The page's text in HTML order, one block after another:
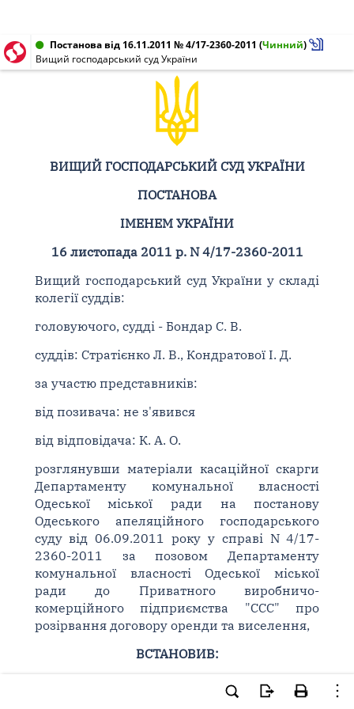
Постанова від 16.11.2011 № 4/17-2360-2011 (Чинний)
Вищий господарський суд України
ВИЩИЙ ГОСПОДАРСЬКИЙ СУД УКРАЇНИ
ПОСТАНОВА
ІМЕНЕМ УКРАЇНИ
16 листопада 2011 р. N 4/17-2360-2011
Вищий господарський суд України у складі
колегії суддів:
головуючого, судді - Бондар С. В.
суддів: Стратієнко Л. В., Кондратової І. Д.
за участю представників:
від позивача: не з'явився
від відповідача: К. А. О.
розглянувши матеріали касаційної скарги
Департаменту комунальної власності
Одеської міської ради на постанову
Одеського апеляційного господарського
суду від 06.09.2011 року у справі N 4/17-
2360-2011 за позовом Департаменту
комунальної власності Одеської міської
ради до Приватного виробничо-
комерційного підприємства "ССС" про
розірвання договору оренди та виселення,
ВСТАНОВИВ:
Департамент комунальної власності
Одеської міської ради (далі позивач)